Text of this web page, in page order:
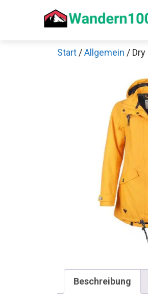
Start /Allgemein / Dry
Beschreibung